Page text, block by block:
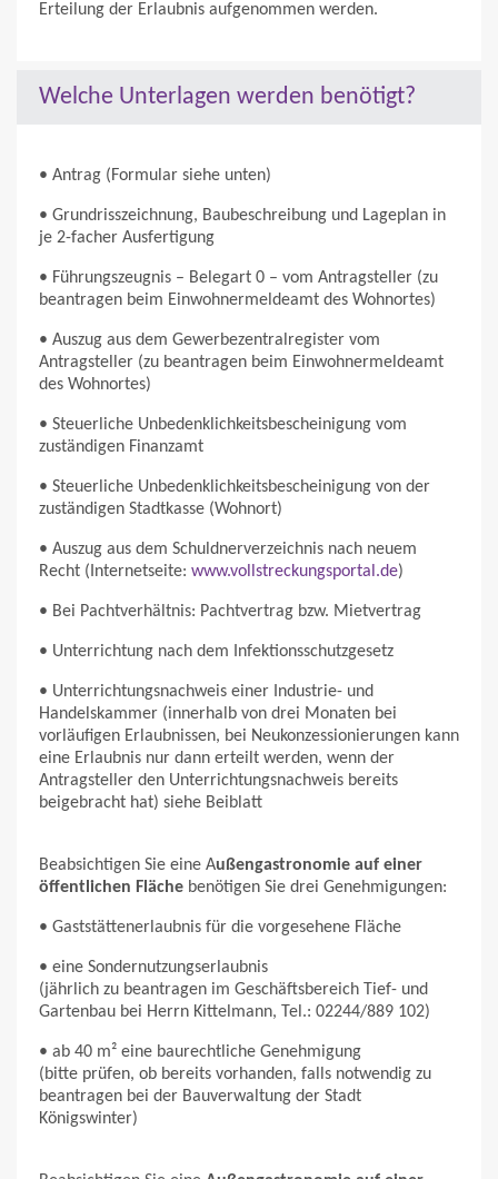
Erteilung der Erlaubnis aufgenommen werden.
Welche Unterlagen werden benötigt?
• Antrag (Formular siehe unten)
• Grundrisszeichnung, Baubeschreibung und Lageplan in
je 2-facher Ausfertigung
• Führungszeugnis – Belegart 0 – vom Antragsteller (zu
beantragen beim Einwohnermeldeamt des Wohnortes)
• Auszug aus dem Gewerbezentralregister vom
Antragsteller (zu beantragen beim Einwohnermeldeamt
des Wohnortes)
• Steuerliche Unbedenklichkeitsbescheinigung vom
zuständigen Finanzamt
• Steuerliche Unbedenklichkeitsbescheinigung von der
zuständigen Stadtkasse (Wohnort)
• Auszug aus dem Schuldnerverzeichnis nach neuem
Recht (Internetseite: www.vollstreckungsportal.de)
• Bei Pachtverhältnis: Pachtvertrag bzw. Mietvertrag
• Unterrichtung nach dem Infektionsschutzgesetz
• Unterrichtungsnachweis einer Industrie- und
Handelskammer (innerhalb von drei Monaten bei
vorläufigen Erlaubnissen, bei Neukonzessionierungen kann
eine Erlaubnis nur dann erteilt werden, wenn der
Antragsteller den Unterrichtungsnachweis bereits
beigebracht hat) siehe Beiblatt
Beabsichtigen Sie eine Außengastronomie auf einer
öffentlichen Fläche benötigen Sie drei Genehmigungen:
• Gaststättenerlaubnis für die vorgesehene Fläche
• eine Sondernutzungserlaubnis
(jährlich zu beantragen im Geschäftsbereich Tief- und
Gartenbau bei Herrn Kittelmann, Tel.: 02244/889 102)
• ab 40 m² eine baurechtliche Genehmigung
(bitte prüfen, ob bereits vorhanden, falls notwendig zu
beantragen bei der Bauverwaltung der Stadt
Königswinter)